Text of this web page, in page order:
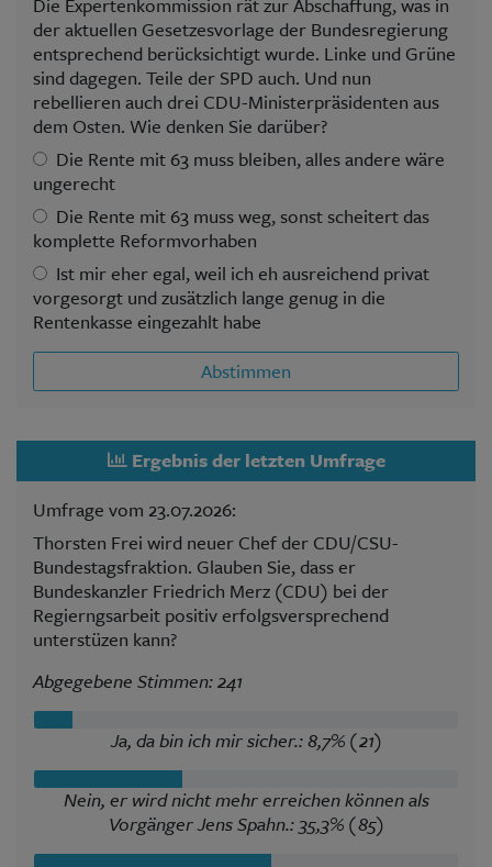
der aktuellen Gesetzesvorlage der Bundesregierung
entsprechend berücksichtigt wurde. Linke und Grüne
sind dagegen. Teile der SPD auch. Und nun
rebellieren auch drei CDU-Ministerpräsidenten aus
dem Osten. Wie denken Sie darüber?
Die Rente mit 63 muss bleiben, alles andere wäre
ungerecht
Die Rente mit 63 muss weg, sonst scheitert das
komplette Reformvorhaben
Ist mir eher egal, weil ich eh ausreichend privat
vorgesorgt und zusätzlich lange genug in die
Rentenkasse eingezahlt habe
Abstimmen
Ergebnis der letzten Umfrage
Umfrage vom 23.07.2026:
Thorsten Frei wird neuer Chef der CDU/CSU-
Bundestagsfraktion. Glauben Sie, dass er
Bundeskanzler Friedrich Merz (CDU) bei der
Regierngsarbeit positiv erfolgsversprechend
unterstüzen kann?
Abgegebene Stimmen: 241
Ja, da bin ich mir sicher.: 8,7% (21)
Nein, er wird nicht mehr erreichen können als
Vorgänger Jens Spahn.: 35,3% (85)